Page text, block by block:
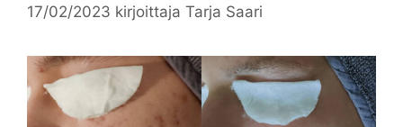
17/02/2023 kirjoittaja Tarja Saari